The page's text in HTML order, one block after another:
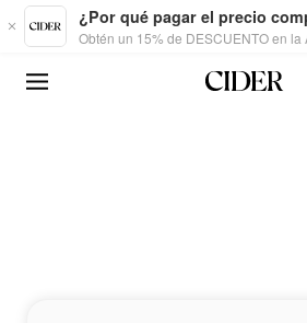
Skip to main content
¿Por qué pagar el precio
Obtén un 15% de DESCUENTO en